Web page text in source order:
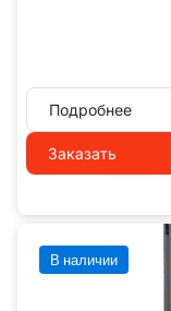
Подробнее
Заказать
В наличии